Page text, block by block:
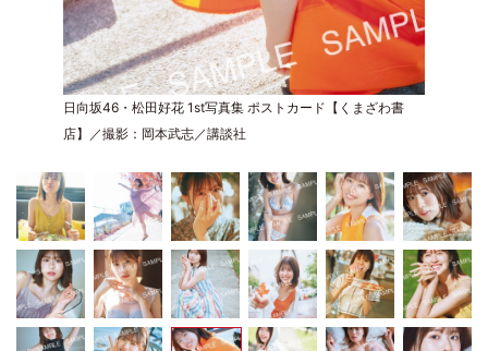
日向坂46・松田好花 1st写真集 ポストカード【くまざわ書
店】／撮影：岡本武志／講談社